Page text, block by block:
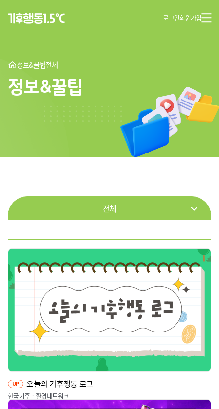
로그인회원가입
정보&꿀팁전체
정보&꿀팁
전체
기타
UP 오늘의 기후행동 로그
한국기후ㆍ환경네트워크